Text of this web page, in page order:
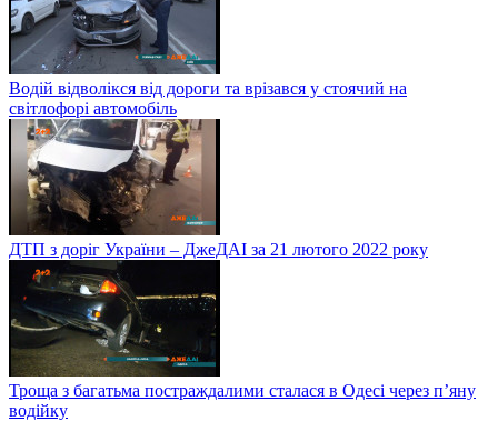
Водій відволікся від дороги та врізався у стоячий на
світлофорі автомобіль
ДТП з доріг України – ДжеДАІ за 21 лютого 2022 року
Троща з багатьма постраждалими сталася в Одесі через п’яну
водійку